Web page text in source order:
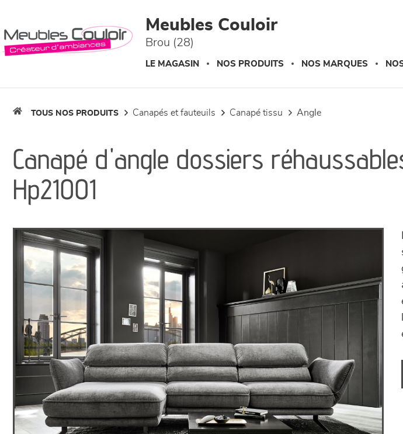
Meubles Couloir
Brou (28)
LE MAGASIN NOS PRODUITS NOS MARQUES
TOUS NOS PRODUITS canapés et fauteuils canapé tissu angle
Canapé d'angle dossiers
Hp21001